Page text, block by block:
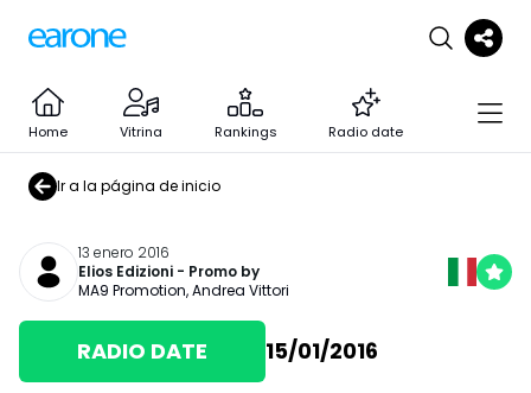
Home Vitrina Rankings Radio date
Ir a la página de inicio
13 enero 2016
Elios Edizioni - Promo by
MA9 Promotion,Andrea Vittori
RADIO DATE 15/01/2016